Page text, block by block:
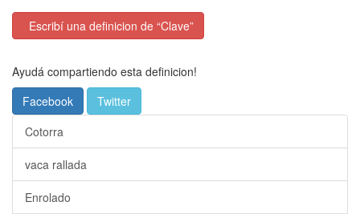
Escribí una definicion de “Clave”
Ayudá compartiendo esta definicion!
Facebook
Twitter
Cotorra
vaca rallada
Enrolado